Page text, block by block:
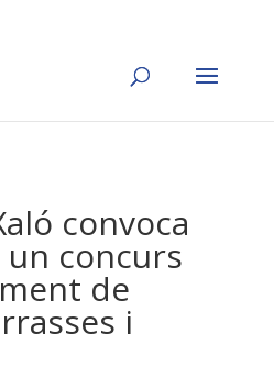
convoca
un concurs
de
i